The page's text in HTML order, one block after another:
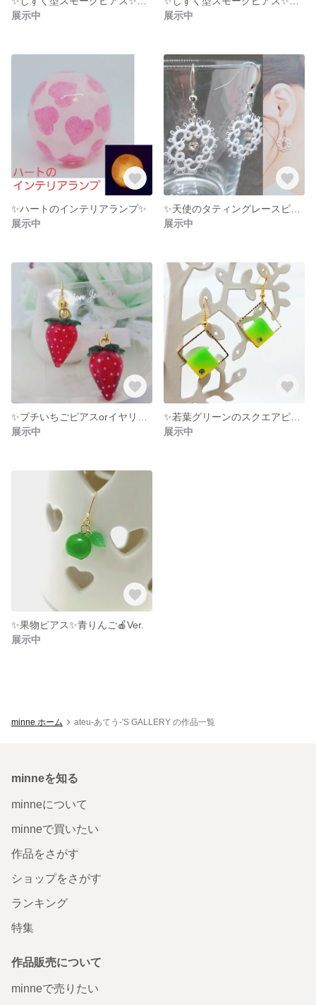
展示中
展示中
✨ハートのインテリアランプ✨
展示中
展示中
展示中
展示中
✨果物ピアス✨青りんご🍎Ver.
展示中
minne ホーム ateu-あてう-'S GALLERY の作品一覧
minneを知る
minneについて
minneで買いたい
作品をさがす
ショップをさがす
ランキング
特集
作品販売について
minneで売りたい